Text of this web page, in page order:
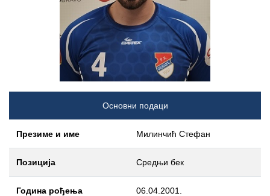
Основни подаци
Презиме и име Милинчић Стефан
Позиција Средњи бек
Година рођења 06.04.2001.